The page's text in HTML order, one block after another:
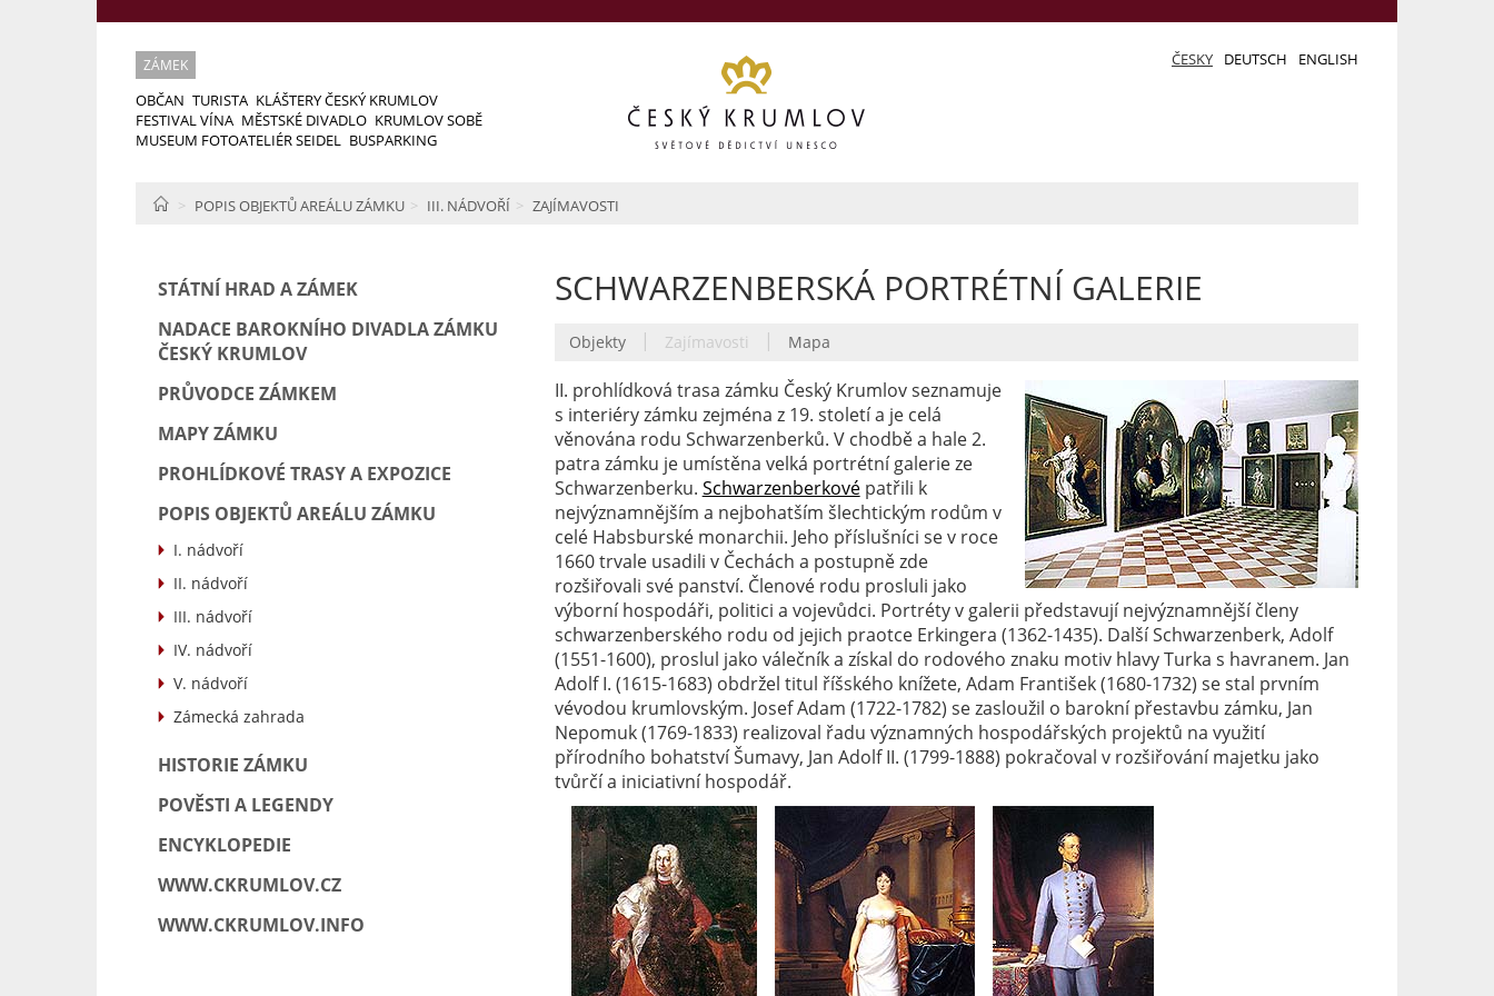
ZÁMEK
OBČAN TURISTA KLÁŠTERY ČESKÝ KRUMLOV
FESTIVAL VÍNA MĚSTSKÉ DIVADLO KRUMLOV SOBĚ
MUSEUM FOTOATELIÉR SEIDEL BUSPARKING
ČESKY DEUTSCH ENGLISH
HOMEPOPIS OBJEKTŮ AREÁLU ZÁMKU III. NÁDVOŘÍ ZAJÍMAVOSTI
STÁTNÍ HRAD A ZÁMEK
NADACE BAROKNÍHO DIVADLA ZÁMKU
ČESKÝ KRUMLOV
PRŮVODCE ZÁMKEM
MAPY ZÁMKU
PROHLÍDKOVÉ TRASY A EXPOZICE
POPIS OBJEKTŮ AREÁLU ZÁMKU
I. nádvoří
II. nádvoří
III. nádvoří
IV. nádvoří
V. nádvoří
Zámecká zahrada
HISTORIE ZÁMKU
POVĚSTI A LEGENDY
ENCYKLOPEDIE
WWW.CKRUMLOV.CZ
WWW.CKRUMLOV.INFO
SCHWARZENBERSKÁ PORTRÉTNÍ GALERIE
Objekty | Zajímavosti | Mapa
II. prohlídková trasa zámku Český Krumlov seznamuje
s interiéry zámku zejména z 19. století a je celá
věnována rodu Schwarzenberků. V chodbě a hale 2.
patra zámku je umístěna velká portrétní galerie ze
Schwarzenberku. Schwarzenberkovépatřili k
nejvýznamnějším a nejbohatším šlechtickým rodům v
celé Habsburské monarchii. Jeho příslušníci se v roce
1660 trvale usadili v Čechách a postupně zde
rozšiřovali své panství. Členové rodu prosluli jako
výborní hospodáři, politici a vojevůdci. Portréty v galerii představují nejvýznamnější členy
schwarzenberského rodu od jejich praotce Erkingera (1362-1435). Další Schwarzenberk, Adolf
(1551-1600), proslul jako válečník a získal do rodového znaku motiv hlavy Turka s havranem. Jan
Adolf I. (1615-1683) obdržel titul říšského knížete, Adam František (1680-1732) se stal prvním
vévodou krumlovským. Josef Adam (1722-1782) se zasloužil o barokní přestavbu zámku, Jan
Nepomuk (1769-1833) realizoval řadu významných hospodářských projektů na využití
přírodního bohatství Šumavy, Jan Adolf II. (1799-1888) pokračoval v rozšiřování majetku jako
tvůrčí a iniciativní hospodář.